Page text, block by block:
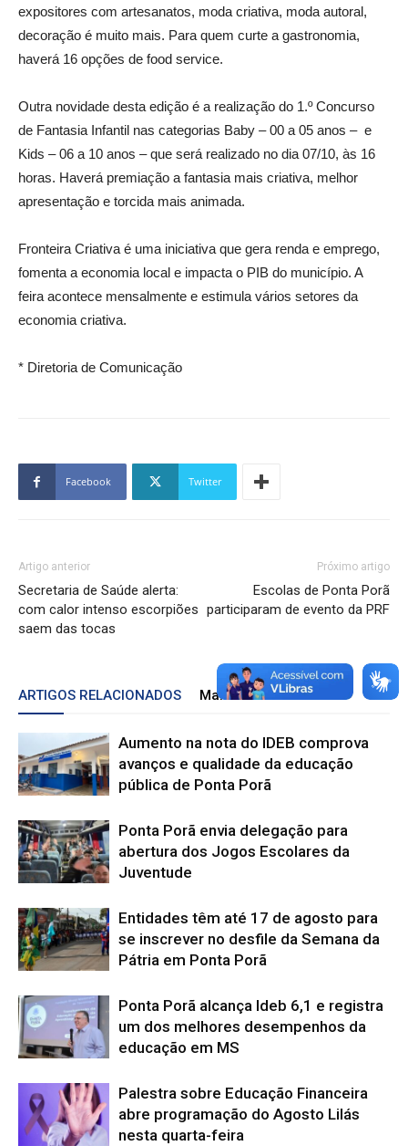
expositores com artesanatos, moda criativa, moda autoral,
decoração é muito mais. Para quem curte a gastronomia,
haverá 16 opções de food service.
Outra novidade desta edição é a realização do 1.º Concurso
de Fantasia Infantil nas categorias Baby – 00 a 05 anos – e
Kids – 06 a 10 anos – que será realizado no dia 07/10, às 16
horas. Haverá premiação a fantasia mais criativa, melhor
apresentação e torcida mais animada.
Fronteira Criativa é uma iniciativa que gera renda e emprego,
fomenta a economia local e impacta o PIB do município. A
feira acontece mensalmente e estimula vários setores da
economia criativa.
* Diretoria de Comunicação
Facebook Twitter
Artigo anterior
Secretaria de Saúde alerta:
com calor intenso escorpiões
saem das tocas
Próximo artigo
Escolas de Ponta Porã
participaram de evento da PRF
ARTIGOS RELACIONADOS Mais do autor
Aumento na nota do IDEB comprova
avanços e qualidade da educação
pública de Ponta Porã
Ponta Porã envia delegação para
abertura dos Jogos Escolares da
Juventude
Entidades têm até 17 de agosto para
se inscrever no desfile da Semana da
Pátria em Ponta Porã
Ponta Porã alcança Ideb 6,1 e registra
um dos melhores desempenhos da
educação em MS
Palestra sobre Educação Financeira
abre programação do Agosto Lilás
nesta quarta-feira